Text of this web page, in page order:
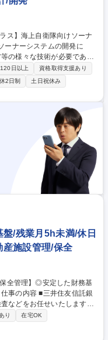
の様々な技術が必要であ
解し、信頼性の高い製品に
製品・サービスの改善の
ジェクトマネジメント、ス
テムに関わる顧客要望のヒ
日以上
資格取得支援あり
2日制
土日祝休み
盤/残業月5h未満/休日
産施設管理/保全
などをお任せいたします。
社・施工会社間を繋ぐ役割
細】オフィ
業務を行って頂きます。■
り
在宅OK